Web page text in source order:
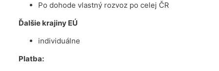
Po dohode vlastný rozvoz po celej ČR
Ďalšie krajiny EÚ
individuálne
Platba: